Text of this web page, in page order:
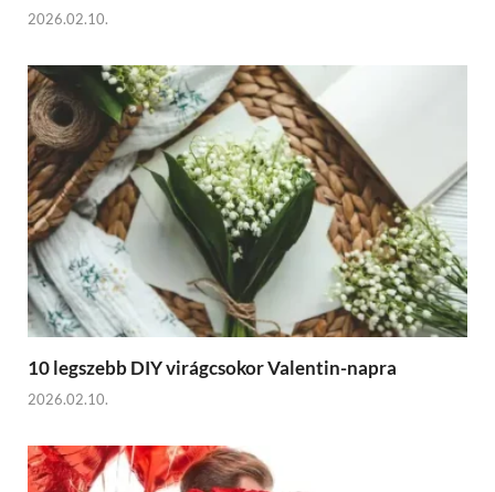
2026.02.10.
10 legszebb DIY virágcsokor Valentin-napra
2026.02.10.